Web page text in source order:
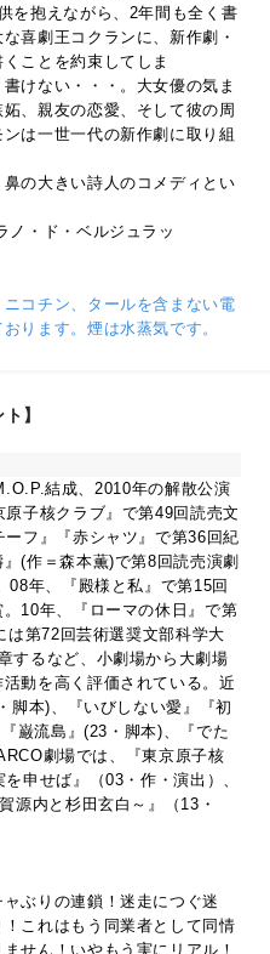
を抱えながら、2年間も全く書
喜劇王コクランに、新作劇・
ことを約束してしま
けない・・・。大女優の気ま
、親友の恋愛、そして彼の周
は一世一代の新作劇に取り組
の大きい詩人のコメディとい
ノ・ド・ベルジュラッ
コチン、タールを含まない電
ります。煙は水蒸気です。
】
結成、2010年の解散公演
子核クラブ』で第49回読売文
フ』『赤シャツ』で第36回紀
(作＝森本薫)で第8回読売演劇
08年、『殿様と私』で第15回
10年、『ローマの休日』で第
第72回芸術選奨文部科学大
するなど、小劇場から大劇場
動を高く評価されている。近
脚本)、『いびしない愛』『初
巌流島』(23・脚本)、『でた
劇場では、『東京原子核
申せば』（03・作・演出）、
源内と杉田玄白～』（13・
ぶりの連鎖！迷走につぐ迷
これはもう同業者として同情
せん！いやもう実にリアル！